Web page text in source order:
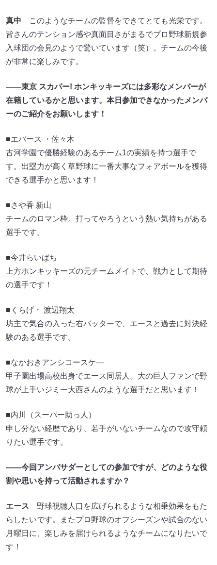
真中 このようなチームの監督をできてとても光栄です。
皆さんのテンション感や真面目さがまるでプロ野球新規参
入球団の会見のようで驚いています（笑）。チームの今後
が非常に楽しみです。
――東京 スカパー! ホンキッキーズには多彩なメンバーが
在籍しているかと思います。本日参加できなかったメンバ
ーのご紹介をお願いします！
■エバース ・佐々木
古河学園で優勝経験のあるチーム1の実績を持つ選手で
す。出塁力が高く草野球に一番大事なフォアボールを獲得
できる選手かと思います！
■さや香 新山
チームのロマン枠。打ってやろうという熱い気持ちがある
選手です。
■今井らいぱち
上方ホンキッキーズの元チームメイトで、戦力として期待
の選手です！
■くらげ・ 渡辺翔太
坊主で気合の入った右バッターで、エースと過去に対決経
験のある選手です。
■なかおきアンシコースケ―
甲子園出場高校出身でエース同居人。大の巨人ファンで野
球が上手いジミー大西さんのような選手だと思います！
■内川（スーパー助っ人）
申し分ない経歴であり、若手がいないチームなので攻守頼
りたい選手です。
――今回アンバサダーとしての参加ですが、どのような役
割や思いを持って活動されますか？
エース 野球視聴人口を広げられるような相乗効果をもた
らしたいです。またプロ野球のオフシーズンや試合のない
月曜日に、楽しみを届けられるようなチームになりたいで
す！